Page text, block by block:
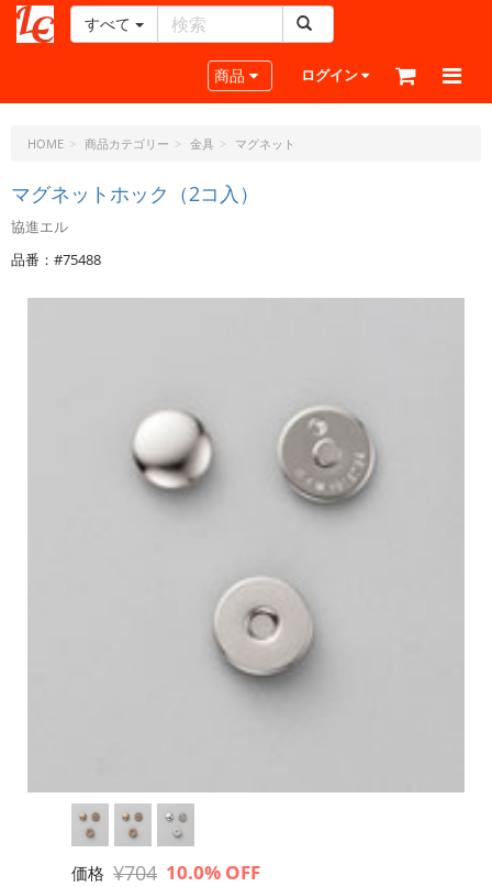
ー
ラ
ト・
ド
ッ
ト・
すべて
Toggle navigation
商品 ログイン
HOME 商品カテゴリー 金具 マグネット
マグネットホック（2コ入）
協進エル
品番：#75488
価格 ¥704 10.0% OFF